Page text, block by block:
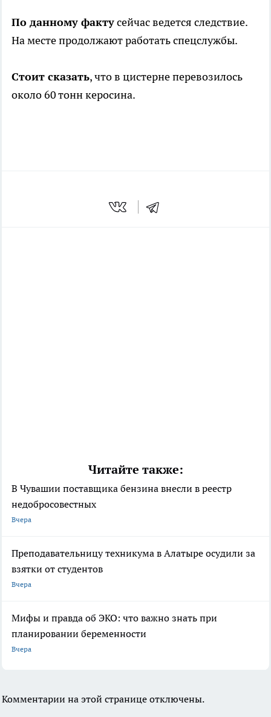
По данному фактусейчас ведется следствие.
На месте продолжают работать спецслужбы.
Стоит сказать, что в цистерне перевозилось
около 60 тонн керосина.
Читайте также:
В Чувашии поставщика бензина внесли в реестр
недобросовестных
Вчера
Преподавательницу техникума в Алатыре осудили за
взятки от студентов
Вчера
Мифы и правда об ЭКО: что важно знать при
планировании беременности
Вчера
Комментарии на этой странице отключены.